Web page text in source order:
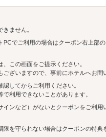
ません。
でご利用の場合はクーポン右上部
この画面をご提示ください。
ございますので、事前にホテルへお問
してからご利用ください。
利用できないことがあります。
ンなど）がないとクーポンをご利用
を守られない場合はクーポンの特典